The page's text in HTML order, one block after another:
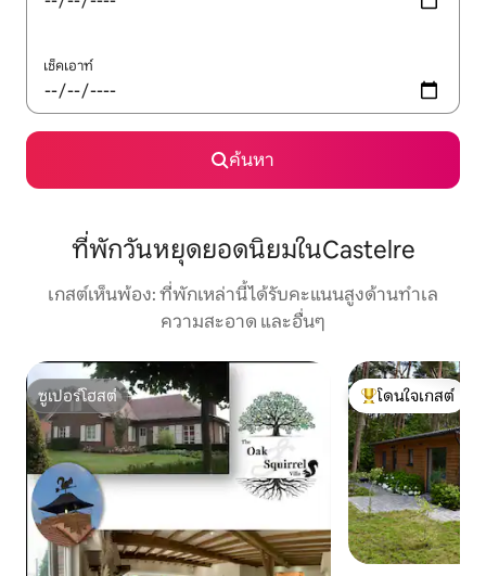
เช็คเอาท์
ค้นหา
ที่พักวันหยุดยอดนิยมในCastelre
เกสต์เห็นพ้อง: ที่พักเหล่านี้ได้รับคะแนนสูงด้านทำเล
ความสะอาด และอื่นๆ
ซูเปอร์โฮสต์
ซูเปอร์โฮสต์
โดนใจเกสต์ที่สุด
โดนใจเกสต์